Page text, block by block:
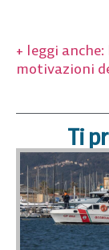
+ leggi
motivazioni
Ti